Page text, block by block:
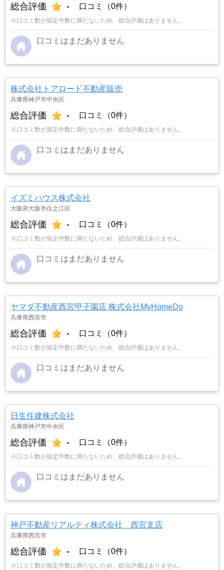
総合評価 - 口コミ（0件）
※口コミ数が規定件数に満たないため、総合評価はありません。
口コミはまだありません
株式会社トアロード不動産販売
兵庫県神戸市中央区
総合評価 - 口コミ（0件）
※口コミ数が規定件数に満たないため、総合評価はありません。
口コミはまだありません
イズミハウス株式会社
大阪府大阪市住之江区
総合評価 - 口コミ（0件）
※口コミ数が規定件数に満たないため、総合評価はありません。
口コミはまだありません
ヤマダ不動産西宮甲子園店 株式会社MyHomeDo
兵庫県西宮市
総合評価 - 口コミ（0件）
※口コミ数が規定件数に満たないため、総合評価はありません。
口コミはまだありません
日生住建株式会社
兵庫県神戸市中央区
総合評価 - 口コミ（0件）
※口コミ数が規定件数に満たないため、総合評価はありません。
口コミはまだありません
神戸不動産リアルティ株式会社 西宮支店
兵庫県西宮市
総合評価 - 口コミ（0件）
※口コミ数が規定件数に満たないため、総合評価はありません。